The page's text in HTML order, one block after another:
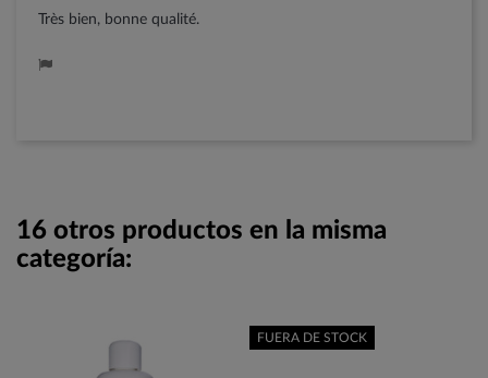
Très bien, bonne qualité.
16 otros productos en la misma
categoría:
FUERA DE STOCK